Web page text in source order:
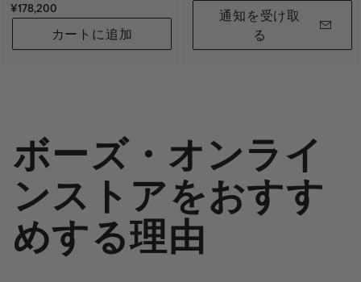
価格:
¥178,200
カートに追加
通知を受け取
る
ボーズ・オンライ
ンストアをおすす
めする理由